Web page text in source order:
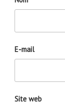
E-mail
Site web